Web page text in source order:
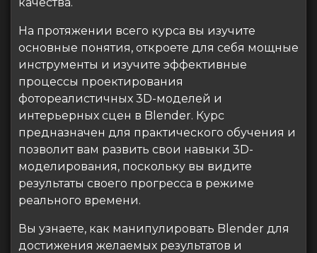
На протяжении всего курса вы изучите
основные понятия, откроете для себя мощные
инструменты и изучите эффективные
процессы проектирования
фотореалистичных 3D-моделей и
интерьерных сцен в Blender. Курс
предназначен для практического обучения и
позволит вам развить свои навыки 3D-
моделирования, поскольку вы видите
результаты своего прогресса в режиме
реального времени.
Вы узнаете, как манипулировать Blender для
достижения желаемых результатов и